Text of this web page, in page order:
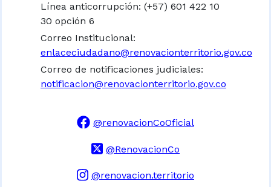
Línea anticorrupción: (+57) 601 422 10
30 opción 6
Correo Institucional:
enlaceciudadano@renovacionterritorio.gov.co
Correo de notificaciones judiciales:
notificacion@renovacionterritorio.gov.co
@renovacionCoOficial
@RenovacionCo
@renovacion.territorio